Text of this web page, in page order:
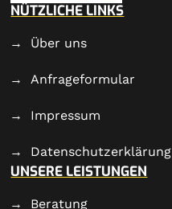
NÜTZLICHE LINKS
Über uns
Anfrageformular
Impressum
Datenschutzerklärung
UNSERE LEISTUNGEN
Beratung